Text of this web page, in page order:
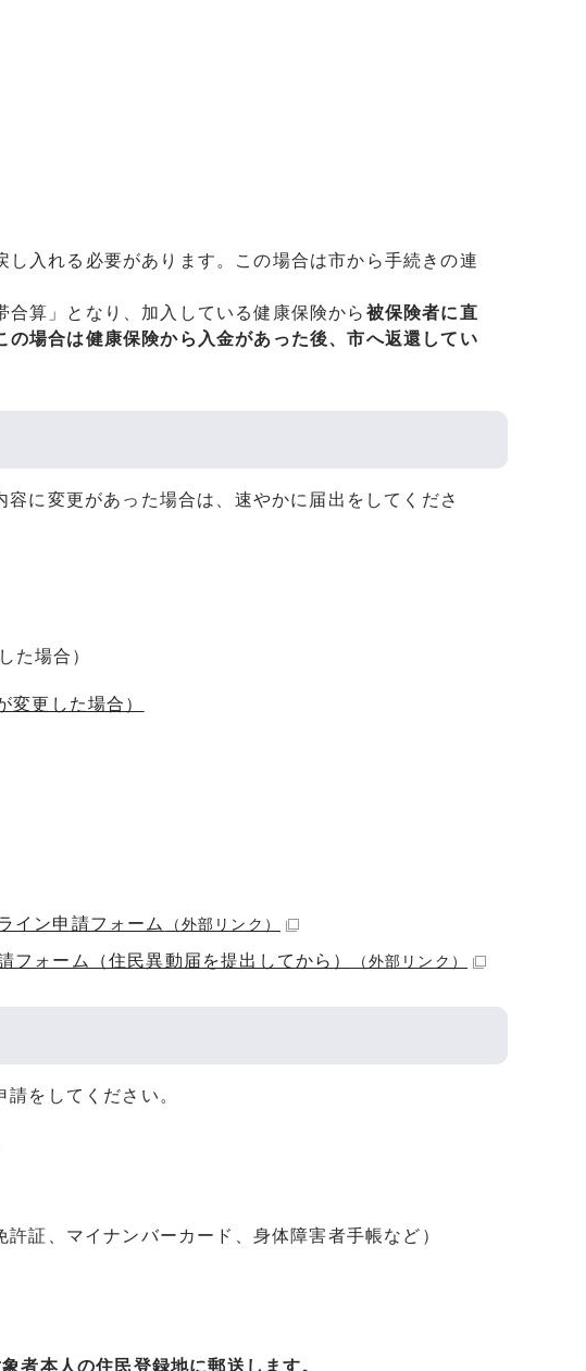
入れる必要があります。この場合は市から手続きの連
算」となり、加入している健康保険から 被保険者に直
場合は健康保険から入金があった後、市へ返還してい
に変更があった場合は、速やかに届出をしてくださ
た場合）
更した場合）
イン申請フォーム （外部リンク）
ォーム（住民異動届を提出してから） （外部リンク）
をしてください。
証、マイナンバーカード、身体障害者手帳など）
者本人の住民登録地に郵送します。